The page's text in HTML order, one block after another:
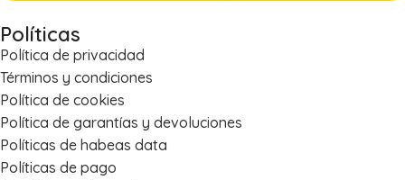
Políticas
Política de privacidad
Términos y condiciones
Política de cookies
Política de garantías y devoluciones
Políticas de habeas data
Políticas de pago